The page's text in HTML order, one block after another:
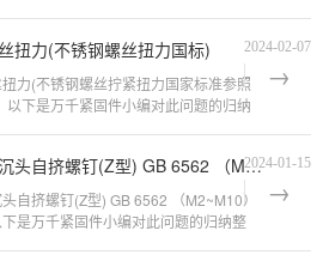
扭力(不锈钢螺丝扭力国标) 2024-02-07
力(不锈钢螺丝拧紧扭力国家标准参照
以下是万千紧固件小编对此问题的归纳
米字槽半沉头自挤螺钉(Z型) GB 6562 （M2~M10）
2024-01-15
自挤螺钉(Z型) GB 6562 （M2~M10）
是万千紧固件小编对此问题的归纳整